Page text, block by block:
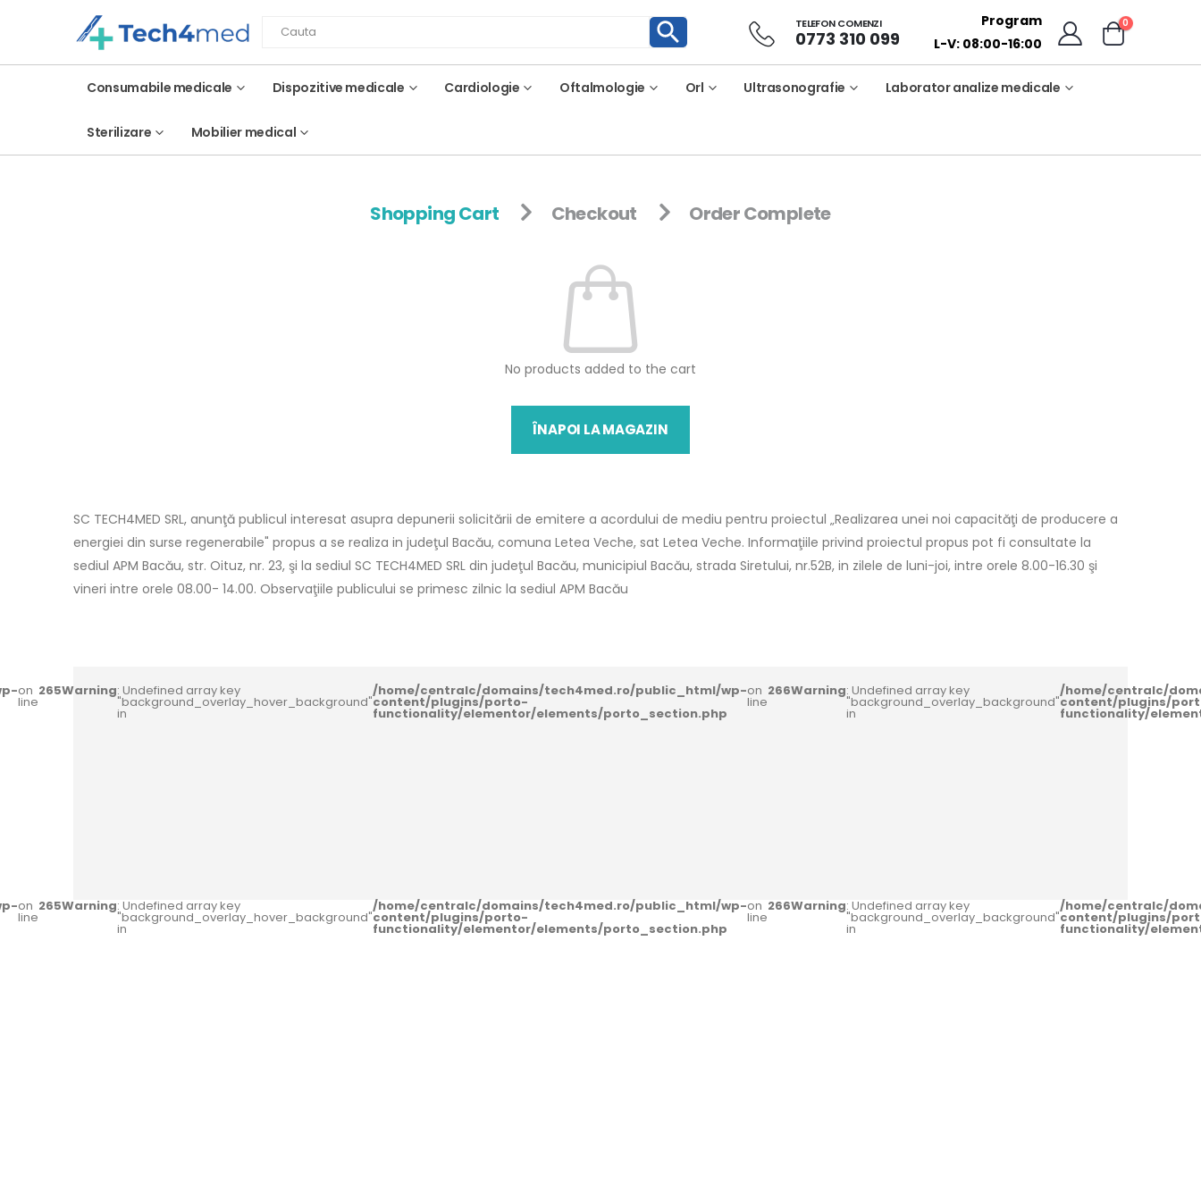
TELEFON COMENZI
0773 310 099
Program
L-V: 08:00-16:00
0
Consumabile medicale Dispozitive medicale Cardiologie Oftalmologie Orl Ultrasonografie Laborator analize medicale
Sterilizare Mobilier medical
Shopping Cart Checkout Order Complete
No products added to the cart
ÎNAPOI LA MAGAZIN
SC TECH4MED SRL, anunţă publicul interesat asupra depunerii solicitării de emitere a acordului de mediu pentru proiectul „Realizarea unei noi capacităţi de producere a
energiei din surse regenerabile" propus a se realiza in judeţul Bacău, comuna Letea Veche, sat Letea Veche. Informaţiile privind proiectul propus pot fi consultate la
sediul APM Bacău, str. Oituz, nr. 23, şi la sediul SC TECH4MED SRL din judeţul Bacău, municipiul Bacău, strada Siretului, nr.52B, in zilele de luni-joi, intre orele 8.00-16.30 şi
vineri intre orele 08.00- 14.00. Observaţiile publicului se primesc zilnic la sediul APM Bacău
on
line
265Warning: Undefined array key
"background_overlay_hover_background"
in
/home/centralc/domains/tech4med.ro/public_html/wp-
content/plugins/porto-
functionality/elementor/elements/porto_section.php
on
line
266Warning: Undefined array key
"background_overlay_background"
in
/home/centralc/
content/plugins/
functionality/
on
line
265Warning: Undefined array key
"background_overlay_hover_background"
in
/home/centralc/domains/tech4med.ro/public_html/wp-
content/plugins/porto-
functionality/elementor/elements/porto_section.php
on
line
266Warning: Undefined array key
"background_overlay_background"
in
/home/centralc/
content/plugins/
functionality/